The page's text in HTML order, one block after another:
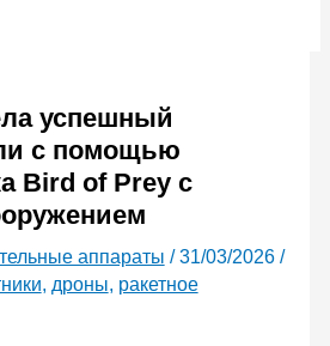
успешный
с помощью
Bird of Prey с
аппараты /31/03/2026 /
, дроны, ракетное